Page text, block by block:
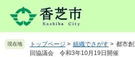
先を 現在地 トップページ > 組織でさがす > 都市
回協議会 令和3年10月19日開催